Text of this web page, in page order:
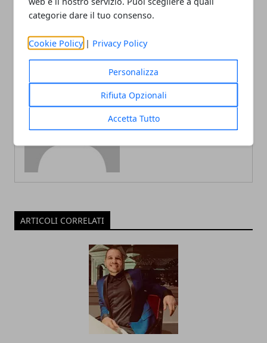
categorie dare il tuo consenso.
Cookie Policy | Privacy Policy
Personalizza
Rifiuta Opzionali
Accetta Tutto
passeggeri
Redazione
ARTICOLI CORRELATI